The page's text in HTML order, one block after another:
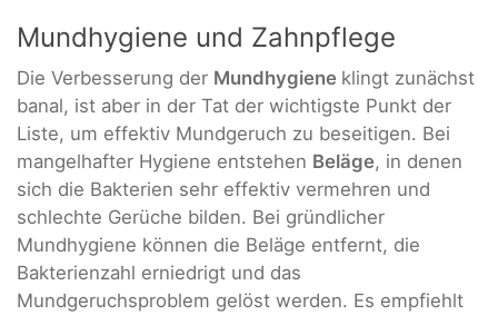
Mundhygiene und Zahnpflege
Die Verbesserung der Mundhygiene klingt zunächst
banal, ist aber in der Tat der wichtigste Punkt der
Liste, um effektiv Mundgeruch zu beseitigen. Bei
mangelhafter Hygiene entstehen Beläge, in denen
sich die Bakterien sehr effektiv vermehren und
schlechte Gerüche bilden. Bei gründlicher
Mundhygiene können die Beläge entfernt, die
Bakterienzahl erniedrigt und das
Mundgeruchsproblem gelöst werden. Es empfiehlt